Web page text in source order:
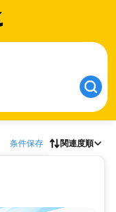
条件保存 関連度順